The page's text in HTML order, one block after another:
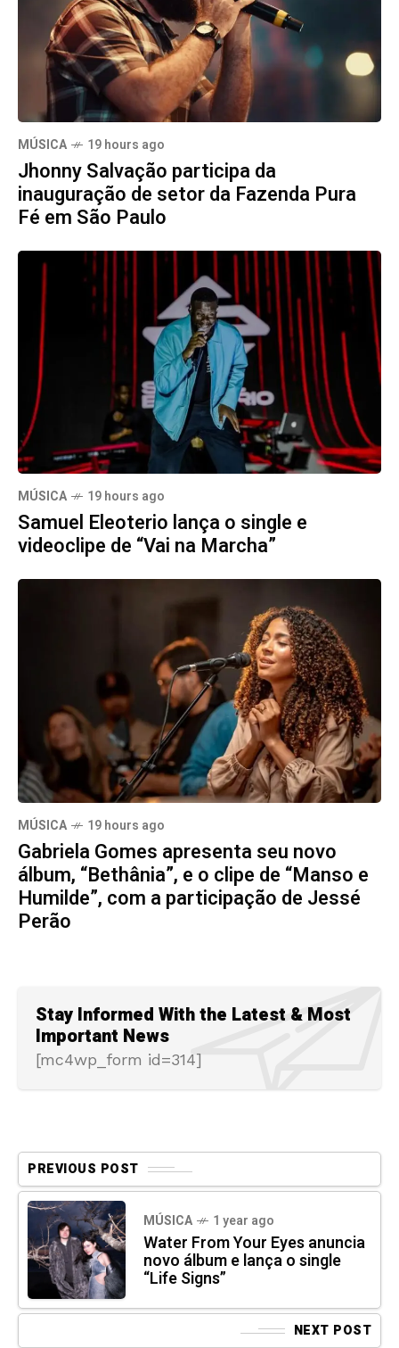
MÚSICA 19 hours ago
Jhonny Salvação participa da
inauguração de setor da Fazenda Pura
Fé em São Paulo
MÚSICA 19 hours ago
Samuel Eleoterio lança o single e
videoclipe de “Vai na Marcha”
MÚSICA 19 hours ago
Gabriela Gomes apresenta seu novo
álbum, “Bethânia”, e o clipe de “Manso e
Humilde”, com a participação de Jessé
Perão
Stay Informed With the Latest & Most
Important News
[mc4wp_form id=314]
PREVIOUS POST
MÚSICA 1 year ago
Water From Your Eyes anuncia
novo álbum e lança o single
“Life Signs”
NEXT POST